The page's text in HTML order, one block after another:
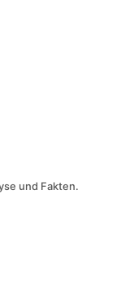
und Fakten.